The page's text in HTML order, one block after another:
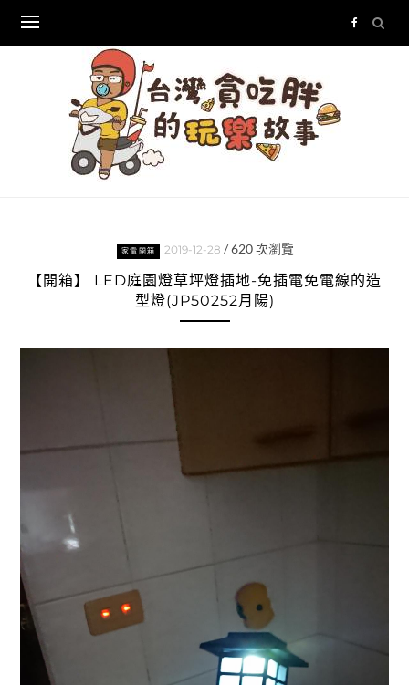
content
家電開箱 2019-12-28 /620次瀏覽
【開箱】 LED庭園燈草坪燈插地-免插電免電線的造
型燈(JP50252月陽)